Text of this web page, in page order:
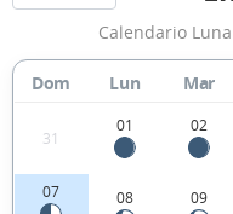
Calendario
Dom Lun Mar
31
01 02
07 08 09